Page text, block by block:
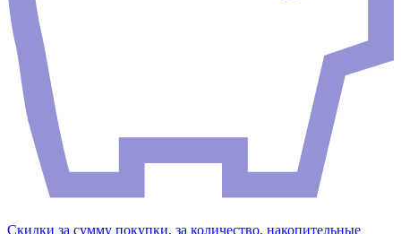
Скидки за сумму покупки, за количество, накопительные